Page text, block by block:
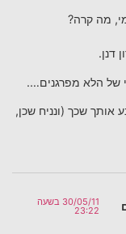
מה קרה?
דנן.
של הלא מפרגנים….
אותך שכך (ונניח שכן,
30/05/11 בשעה
23:22